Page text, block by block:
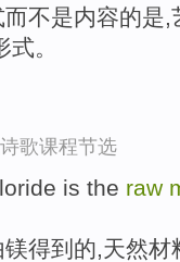
不是内容的是
。
歌课程节选
is the raw
得到的,天然材